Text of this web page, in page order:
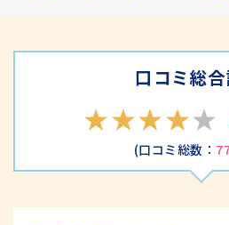
口コミ総
(口コミ総数：